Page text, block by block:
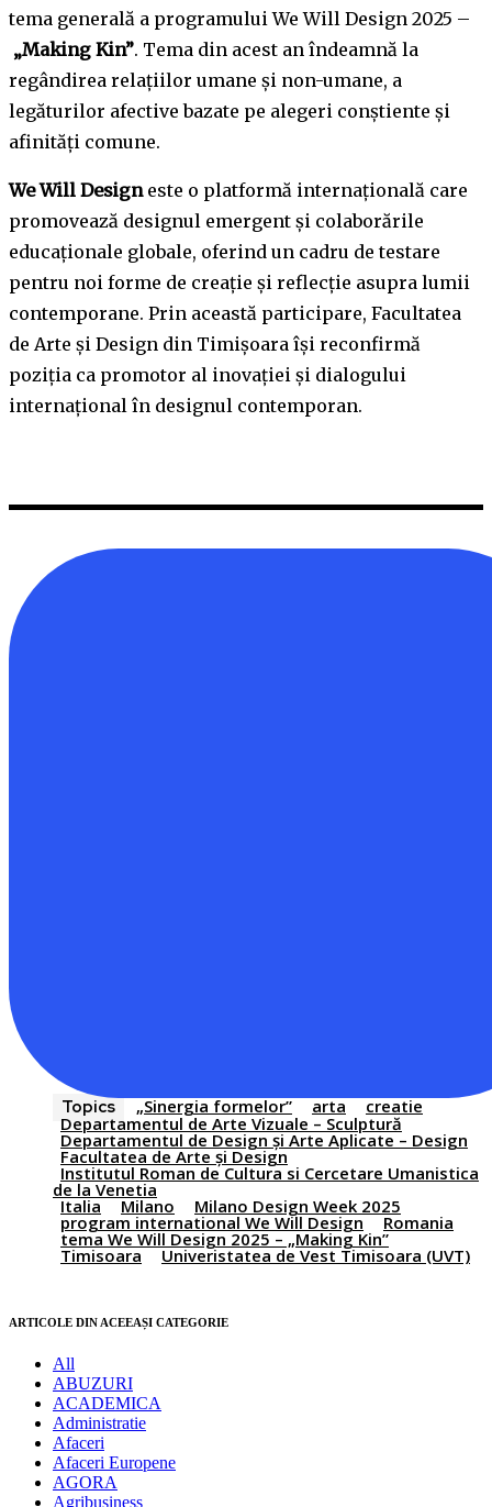
tema generală a programului We Will Design 2025 –
„Making Kin”. Tema din acest an îndeamnă la
regândirea relațiilor umane și non-umane, a
legăturilor afective bazate pe alegeri conștiente și
afinități comune.
We Will Designeste o platformă internațională care
promovează designul emergent și colaborările
educaționale globale, oferind un cadru de testare
pentru noi forme de creație și reflecție asupra lumii
contemporane. Prin această participare, Facultatea
de Arte și Design din Timișoara își reconfirmă
poziția ca promotor al inovației și dialogului
internațional în designul contemporan.
Topics „Sinergia formelor” arta
creatie
Departamentul de Arte Vizuale – Sculptură
Departamentul de Design și Arte Aplicate – Design
Facultatea de Arte și Design
Institutul Roman de Cultura si Cercetare Umanistica
de la Venetia
Italia Milano Milano Design Week 2025
program international We Will Design Romania
tema We Will Design 2025 – „Making Kin”
Timisoara Univeristatea de Vest Timisoara (UVT)
ARTICOLE DIN ACEEAȘI CATEGORIE
All
ABUZURI
ACADEMICA
Administratie
Afaceri
Afaceri Europene
AGORA
Agribusiness